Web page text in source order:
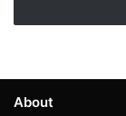
About